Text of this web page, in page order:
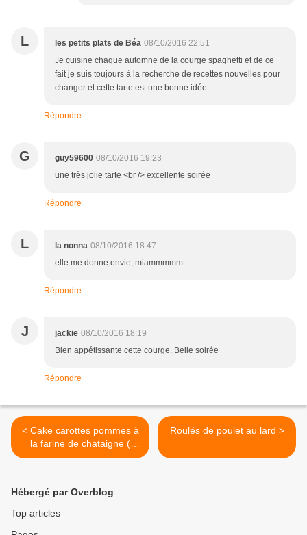
L les petits plats de Béa 08/10/2016 22:51
Je cuisine chaque automne de la courge spaghetti et de ce
fait je suis toujours à la recherche de recettes nouvelles pour
changer et cette tarte est une bonne idée.
Répondre
G guy59600 08/10/2016 19:23
une très jolie tarte <br /> excellente soirée
Répondre
L la nonna 08/10/2016 18:47
elle me donne envie, miammmmm
Répondre
J jackie 08/10/2016 18:19
Bien appétissante cette courge. Belle soirée
Répondre
< Cake carottes pommes à
la farine de chataigne (
Sans gluten )
Roulés de poulet au lard >
Hébergé par Overblog
Top articles